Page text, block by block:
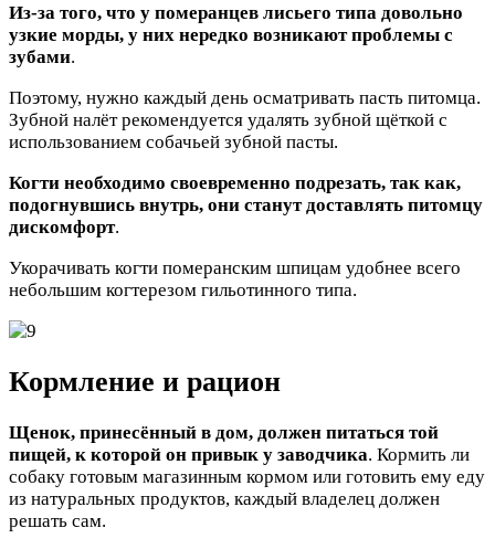
Из-за того, что у померанцев лисьего типа довольно
узкие морды, у них нередко возникают проблемы с
зубами.
Поэтому, нужно каждый день осматривать пасть питомца.
Зубной налёт рекомендуется удалять зубной щёткой с
использованием собачьей зубной пасты.
Когти необходимо своевременно подрезать, так как,
подогнувшись внутрь, они станут доставлять питомцу
дискомфорт.
Укорачивать когти померанским шпицам удобнее всего
небольшим когтерезом гильотинного типа.
Кормление и рацион
Щенок, принесённый в дом, должен питаться той
пищей, к которой он привык у заводчика. Кормить ли
собаку готовым магазинным кормом или готовить ему еду
из натуральных продуктов, каждый владелец должен
решать сам.